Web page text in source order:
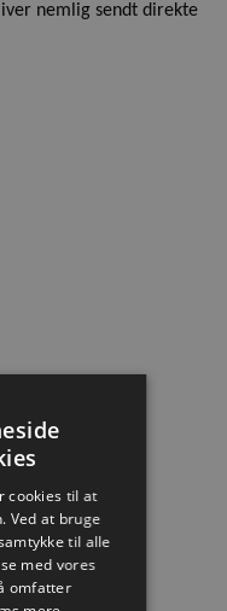
nemlig sendt direkte
cookies til at
Ved at bruge
til alle
med vores
omfatter